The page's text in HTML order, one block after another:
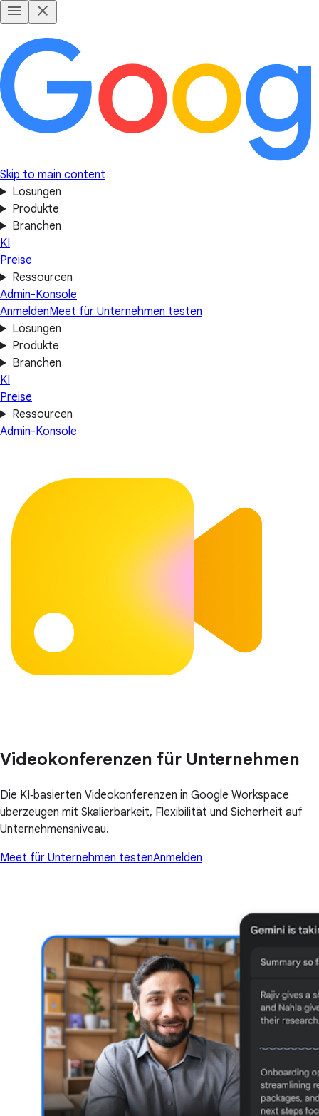
Skip to main content
Lösungen
Produkte
Branchen
KI
Preise
Ressourcen
Admin-Konsole
AnmeldenMeet für Unternehmen testen
Lösungen
Produkte
Branchen
KI
Preise
Ressourcen
Admin-Konsole
Videokonferenzen für Unternehmen
Die KI‑basierten Videokonferenzen in Google Workspace
überzeugen mit Skalierbarkeit, Flexibilität und Sicherheit auf
Unternehmensniveau.
Meet für Unternehmen testenAnmelden